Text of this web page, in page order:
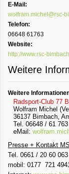
E-Mail:
wolfram.michel@rsc-
Telefon:
06648 61763
Website:
http://www.rsc-
Weitere
Weitere
Radsport-Club 77
Wolfram Michel
36137 Bimbach,
Tel. 06648 / 61 763
eMail:
Presse + Kontakt
Tel. 0661 / 20 60 063
mobil: 0177 721